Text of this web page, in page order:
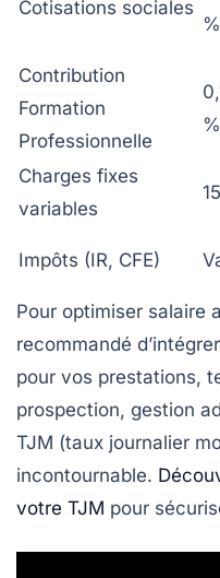
Cotisations sociales
%
Contribution
Formation
Professionnelle
%
Charges fixes
variables
Impôts (IR, CFE)
Pour optimiser salaire
recommandé
pour vos prestations,
prospection, gestion
TJM (taux journalier
incontournable.
votre TJM pour